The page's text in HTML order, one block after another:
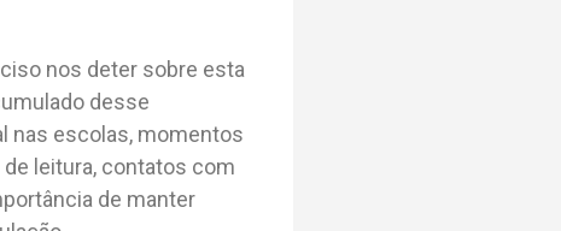
nos deter sobre esta
desse
nas escolas, momentos
leitura, contatos com
de manter